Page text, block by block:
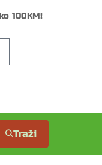
100KM!
Traži